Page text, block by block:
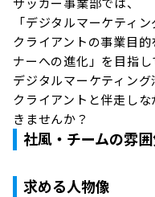
サッカー事業部では、
「デジタルマーケティン
クライアントの事業目
ナーへの進化」を目指し
デジタルマーケティング
クライアントと伴走し
きませんか？
社風・チームの雰
求める人物像